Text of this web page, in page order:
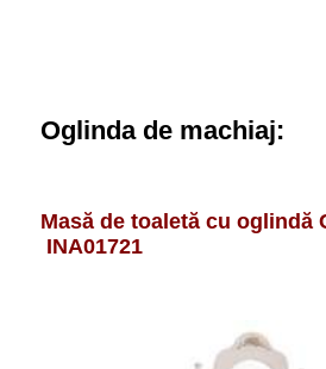
Oglinda de machiaj:
Masă de toaletă cu oglindă
INA01721